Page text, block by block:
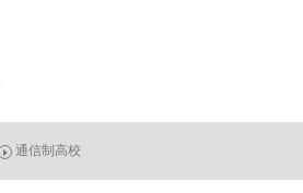
通信制高校